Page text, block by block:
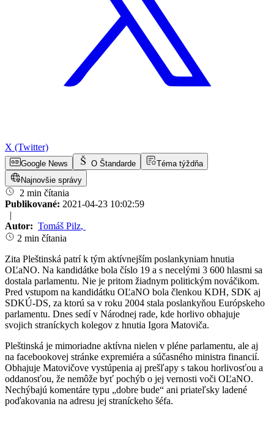
X (Twitter)
Google News O Štandarde
Téma týždňa
Najnovšie správy
2 min čítania
Publikované: 2021-04-23 10:02:59
|
Autor: Tomáš Pilz,
2 min čítania
Zita Pleštinská patrí k tým aktívnejším poslankyniam hnutia
OĽaNO. Na kandidátke bola číslo 19 a s necelými 3 600 hlasmi sa
dostala parlamentu. Nie je pritom žiadnym politickým nováčikom.
Pred vstupom na kandidátku OĽaNO bola členkou KDH, SDK aj
SDKÚ-DS, za ktorú sa v roku 2004 stala poslankyňou Európskeho
parlamentu. Dnes sedí v Národnej rade, kde horlivo obhajuje
svojich straníckych kolegov z hnutia Igora Matoviča.
Pleštinská je mimoriadne aktívna nielen v pléne parlamentu, ale aj
na facebookovej stránke expremiéra a súčasného ministra financií.
Obhajuje Matovičove vystúpenia aj prešľapy s takou horlivosťou a
oddanosťou, že nemôže byť pochýb o jej vernosti voči OĽaNO.
Nechýbajú komentáre typu „dobre bude“ ani priateľsky ladené
poďakovania na adresu jej straníckeho šéfa.